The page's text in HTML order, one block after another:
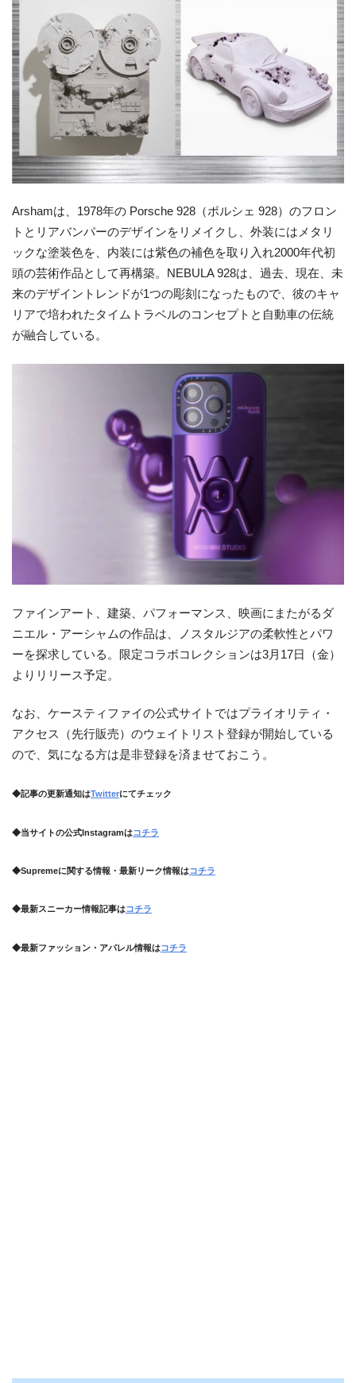
Arshamは、1978年の Porsche 928（ポルシェ 928）のフロン
トとリアバンパーのデザインをリメイクし、外装にはメタリ
ックな塗装色を、内装には紫色の補色を取り入れ2000年代初
頭の芸術作品として再構築。NEBULA 928は、過去、現在、未
来のデザイントレンドが1つの彫刻になったもので、彼のキャ
リアで培われたタイムトラベルのコンセプトと自動車の伝統
が融合している。
ファインアート、建築、パフォーマンス、映画にまたがるダ
ニエル・アーシャムの作品は、ノスタルジアの柔軟性とパワ
ーを探求している。限定コラボコレクションは3月17日（金）
よりリリース予定。
なお、ケースティファイの公式サイトではプライオリティ・
アクセス（先行販売）のウェイトリスト登録が開始している
ので、気になる方は是非登録を済ませておこう。
◆記事の更新通知はTwitterにてチェック
◆当サイトの公式Instagramはコチラ
◆Supremeに関する情報・最新リーク情報はコチラ
◆最新スニーカー情報記事はコチラ
◆最新ファッション・アパレル情報はコチラ